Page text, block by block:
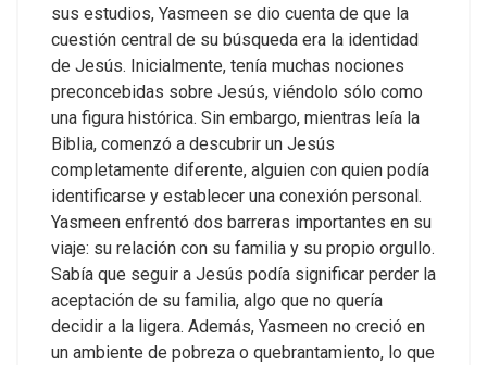
sus estudios, Yasmeen se dio cuenta de que la
cuestión central de su búsqueda era la identidad
de Jesús. Inicialmente, tenía muchas nociones
preconcebidas sobre Jesús, viéndolo sólo como
una figura histórica. Sin embargo, mientras leía la
Biblia, comenzó a descubrir un Jesús
completamente diferente, alguien con quien podía
identificarse y establecer una conexión personal.
Yasmeen enfrentó dos barreras importantes en su
viaje: su relación con su familia y su propio orgullo.
Sabía que seguir a Jesús podía significar perder la
aceptación de su familia, algo que no quería
decidir a la ligera. Además, Yasmeen no creció en
un ambiente de pobreza o quebrantamiento, lo que